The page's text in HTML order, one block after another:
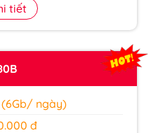
tiết
(6Gb/ ngày)
đ